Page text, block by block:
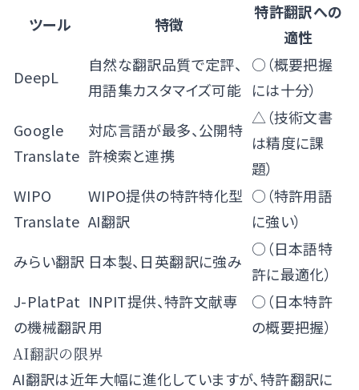
ツール
特徴
特許翻訳への
適性
DeepL
自然な翻訳品質で定評、
用語集カスタマイズ可能
○（概要把握
には十分）
Google
Translate
対応言語が最多、公開特
許検索と連携
△（技術文書
は精度に課
題）
WIPO
Translate
WIPO提供の特許特化型
AI翻訳
○（特許用語
に強い）
みらい翻訳 日本製、日英翻訳に強み
○（日本語特
許に最適化）
J-PlatPat
の機械翻訳
INPIT提供、特許文献専
用
○（日本特許
の概要把握）
AI翻訳の限界
AI翻訳は近年大幅に進化していますが、特許翻訳に